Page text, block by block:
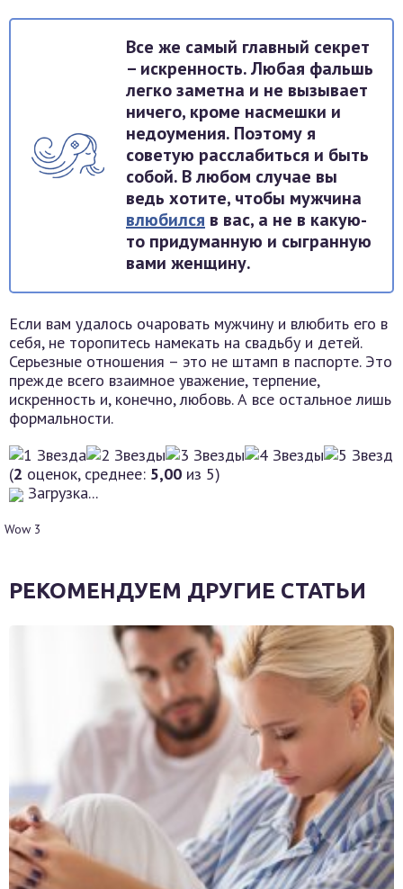
Все же самый главный секрет
– искренность. Любая фальшь
легко заметна и не вызывает
ничего, кроме насмешки и
недоумения. Поэтому я
советую расслабиться и быть
собой. В любом случае вы
ведь хотите, чтобы мужчина
влюбился в вас, а не в какую-
то придуманную и сыгранную
вами женщину.
Если вам удалось очаровать мужчину и влюбить его в
себя, не торопитесь намекать на свадьбу и детей.
Серьезные отношения – это не штамп в паспорте. Это
прежде всего взаимное уважение, терпение,
искренность и, конечно, любовь. А все остальное лишь
формальности.
(2 оценок, среднее: 5,00 из 5)
Загрузка...
Wow 3
РЕКОМЕНДУЕМ ДРУГИЕ СТАТЬИ